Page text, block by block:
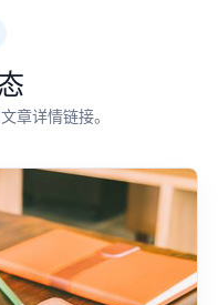
章详情链接。